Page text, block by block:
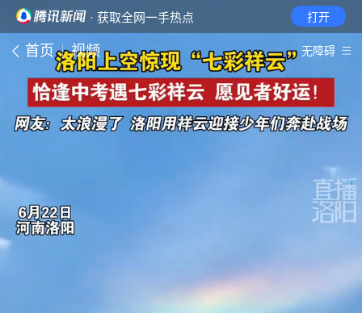
· 获取全网一手热点 打开
首页 视频 无障碍